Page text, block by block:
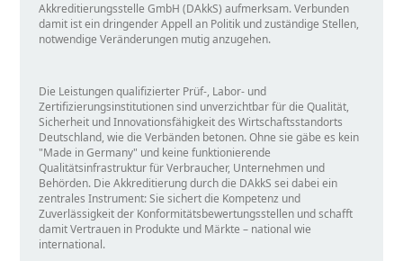
Akkreditierungsstelle GmbH (DAkkS) aufmerksam. Verbunden
damit ist ein dringender Appell an Politik und zuständige Stellen,
notwendige Veränderungen mutig anzugehen.
Die Leistungen qualifizierter Prüf-, Labor- und
Zertifizierungsinstitutionen sind unverzichtbar für die Qualität,
Sicherheit und Innovationsfähigkeit des Wirtschaftsstandorts
Deutschland, wie die Verbänden betonen. Ohne sie gäbe es kein
Made in Germany und keine funktionierende
Qualitätsinfrastruktur für Verbraucher, Unternehmen und
Behörden. Die Akkreditierung durch die DAkkS sei dabei ein
zentrales Instrument: Sie sichert die Kompetenz und
Zuverlässigkeit der Konformitätsbewertungsstellen und schafft
damit Vertrauen in Produkte und Märkte – national wie
international.